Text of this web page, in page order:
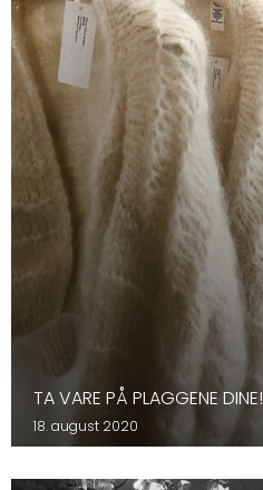
TA VARE PÅ PLAGGENE DINE!
18. august 2020